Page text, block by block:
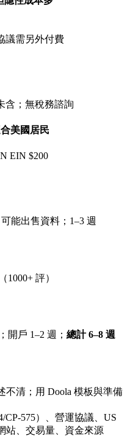
議需另外付費
含；無稅務諮詢
美國居民
EIN $200
能出售資料；1–3 週
（1000+ 評）
開戶 1–2 週； 總計 6–8 週
不清；用 Doola 模板與準備
CP‑575）、營運協議、US
站、交易量、資金來源